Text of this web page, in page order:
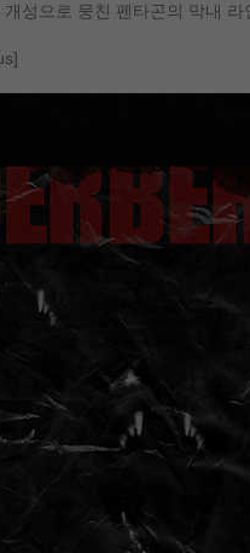
개성으로 뭉친 펜타곤의 막내 라